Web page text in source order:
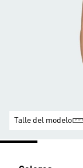
Talle del modelo